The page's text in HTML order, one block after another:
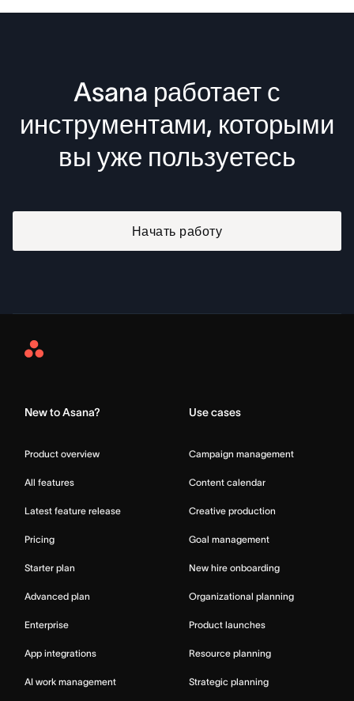
Asana работает с
инструментами, которыми
вы уже пользуетесь
Начать работу
Asana
New to Asana?
Product overview
All features
Latest feature release
Pricing
Starter plan
Advanced plan
Enterprise
App integrations
AI work management
Use cases
Campaign management
Content calendar
Creative production
Goal management
New hire onboarding
Organizational planning
Product launches
Resource planning
Strategic planning